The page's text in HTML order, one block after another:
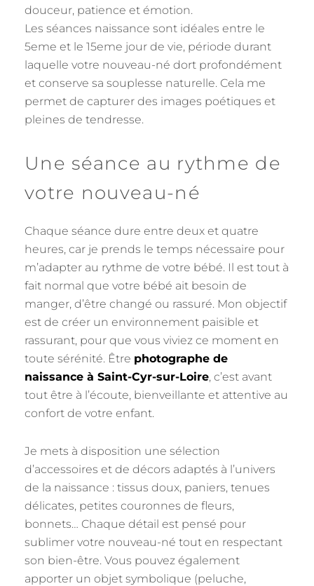
douceur, patience et émotion.
Les séances naissance sont idéales entre le
5eme et le 15eme jour de vie, période durant
laquelle votre nouveau-né dort profondément
et conserve sa souplesse naturelle. Cela me
permet de capturer des images poétiques et
pleines de tendresse.
Une séance au rythme de
votre nouveau-né
Chaque séance dure entre deux et quatre
heures, car je prends le temps nécessaire pour
m’adapter au rythme de votre bébé. Il est tout à
fait normal que votre bébé ait besoin de
manger, d’être changé ou rassuré. Mon objectif
est de créer un environnement paisible et
rassurant, pour que vous viviez ce moment en
toute sérénité. Être photographe de
naissance à Saint-Cyr-sur-Loire, c’est avant
tout être à l’écoute, bienveillante et attentive au
confort de votre enfant.
Je mets à disposition une sélection
d’accessoires et de décors adaptés à l’univers
de la naissance : tissus doux, paniers, tenues
délicates, petites couronnes de fleurs,
bonnets… Chaque détail est pensé pour
sublimer votre nouveau-né tout en respectant
son bien-être. Vous pouvez également
apporter un objet symbolique (peluche,